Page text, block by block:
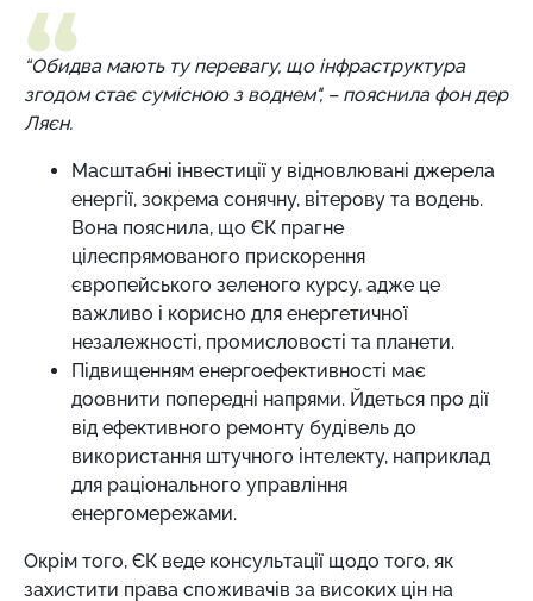
“Обидва мають ту перевагу, що інфраструктура
згодом стає сумісною з воднем", – пояснила фон дер
Ляєн.
Масштабні інвестиції у відновлювані джерела
енергії, зокрема сонячну, вітерову та водень.
Вона пояснила, що ЄК прагне
цілеспрямованого прискорення
європейського зеленого курсу, адже це
важливо і корисно для енергетичної
незалежності, промисловості та планети.
Підвищенням енергоефективності має
доовнити попередні напрями. Йдеться про дії
від ефективного ремонту будівель до
використання штучного інтелекту, наприклад
для раціонального управління
енергомережами.
Окрім того, ЄК веде консультації щодо того, як
захистити права споживачів за високих цін на